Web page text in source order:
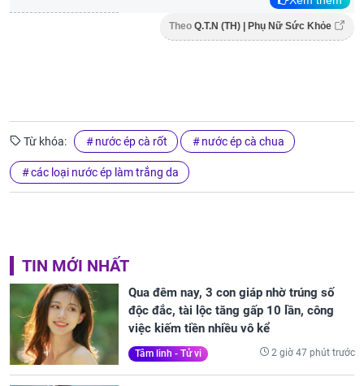
Theo Q.T.N (TH) | Phụ Nữ Sức Khỏe
Từ khóa: nước ép cà rốt nước ép cà chua
các loại nước ép làm trắng da
TIN MỚI NHẤT
Qua đêm nay, 3 con giáp nhờ trúng số
độc đắc, tài lộc tăng gấp 10 lần, công
việc kiếm tiền nhiều vô kể
Tâm linh - Tử vi 2 giờ 47 phút trước